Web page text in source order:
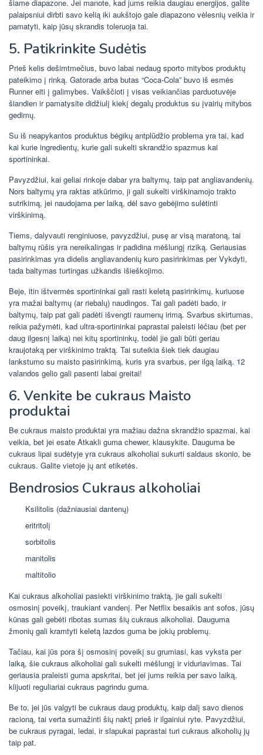
šiame diapazone. Jei manote, kad jums reikia daugiau energijos, galite
palaipsniui dirbti savo kelią iki aukštojo gale diapazono vėlesnių veikia ir
pamatyti, kaip jūsų skrandis toleruoja tai.
5. Patikrinkite Sudėtis
Prieš kelis dešimtmečius, buvo labai nedaug sporto mitybos produktų
pateikimo į rinką. Gatorade arba butas “Coca-Cola” buvo iš esmės
Runner eiti į galimybes. Vaikščioti į visas veikiančias parduotuvėje
šiandien ir pamatysite didžiulį kiekį degalų produktus su įvairių mitybos
gedimų.
Su iš neapykantos produktus bėgikų antplūdžio problema yra tai, kad
kai kurie ingredientų, kurie gali sukelti skrandžio spazmus kai
sportininkai.
Pavyzdžiui, kai geliai rinkoje dabar yra baltymų, taip pat angliavandenių.
Nors baltymų yra raktas atkūrimo, ji gali sukelti virškinamojo trakto
sutrikimą, jei naudojama per laiką, dėl savo gebėjimo sulėtinti
virškinimą.
Tiems, dalyvauti renginiuose, pavyzdžiui, pusę ar visą maratoną, tai
baltymų rūšis yra nereikalingas ir padidina mėšlungį riziką. Geriausias
pasirinkimas yra didelis angliavandenių kuro pasirinkimas per Vykdyti,
tada baltymas turtingas užkandis išieškojimo.
Beje, itin ištvermės sportininkai gali rasti keletą pasirinkimų, kuriuose
yra mažai baltymų (ar riebalų) naudingos. Tai gali padėti bado, ir
baltymų, taip pat gali padėti išvengti raumenų irimą. Svarbus skirtumas,
reikia pažymėti, kad ultra-sportininkai paprastai paleisti lėčiau (bet per
daug ilgesnį laiką) nei kitų sportininkų, todėl jie gali būti geriau
kraujotaką per virškinimo traktą. Tai suteikia šiek tiek daugiau
lankstumo su maisto pasirinkimą, kuris yra svarbus, per ilgą laiką. 12
valandos gelio gali pasenti labai greitai!
6. Venkite be cukraus Maisto
produktai
Be cukraus maisto produktai yra mažiau dažna skrandžio spazmai, kai
veikia, bet jei esate Atkakli guma chewer, klausykite. Dauguma be
cukraus lipai sudėtyje yra cukraus alkoholiai sukurti saldaus skonio, be
cukraus. Galite vietoje jų ant etiketės.
Bendrosios Cukraus alkoholiai
Ksilitolis (dažniausiai dantenų)
eritritolį
sorbitolis
manitolis
maltitolio
Kai cukraus alkoholiai pasiekti virškinimo traktą, jie gali sukelti
osmosinį poveikį, traukiant vandenį. Per Netflix besaikis ant sofos, jūsų
kūnas gali gebėti ribotas sumas šių cukraus alkoholiai. Dauguma
žmonių gali kramtyti keletą lazdos guma be jokių problemų.
Tačiau, kai jūs pora šį osmosinį poveikį su grumiasi, kas vyksta per
laiką, šie cukraus alkoholiai gali sukelti mėšlungį ir viduriavimas. Tai
geriausia praleisti guma apskritai, bet jei jums reikia per savo laiką,
klijuoti reguliariai cukraus pagrindu guma.
Be to, jei jūs valgyti be cukraus daug produktų, kaip dalį savo dienos
racioną, tai verta sumažinti šių naktį prieš ir ilgainiui ryte. Pavyzdžiui,
be cukraus pyragai, ledai, ir slapukai paprastai turi cukraus alkoholių jų
taip pat.